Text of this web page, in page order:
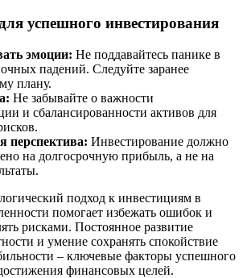
успешного инвестирования
эмоции: Не поддавайтесь панике в
падений. Следуйте заранее
плану.
Не забывайте о важности
и сбалансированности активов для
перспектива: Инвестирование должно
на долгосрочную прибыль, а не на
подход к инвестициям в
помогает избежать ошибок и
рисками. Постоянное развитие
и умение сохранять спокойствие
– ключевые факторы успешного
финансовых целей.